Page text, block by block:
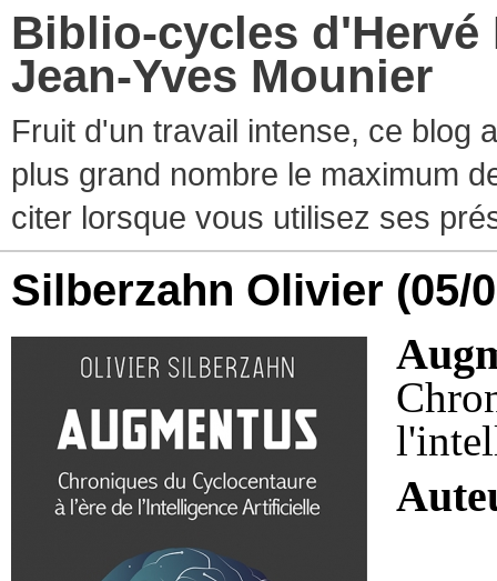
Biblio-cycles d'Hervé
Jean-Yves Mounier
Fruit d'un travail intense, ce blog
plus grand nombre le maximum
citer lorsque vous utilisez ses
Silberzahn Olivier (05/